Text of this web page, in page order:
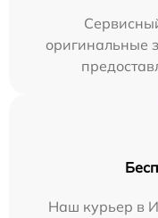
оригинальные
Наш курьер в